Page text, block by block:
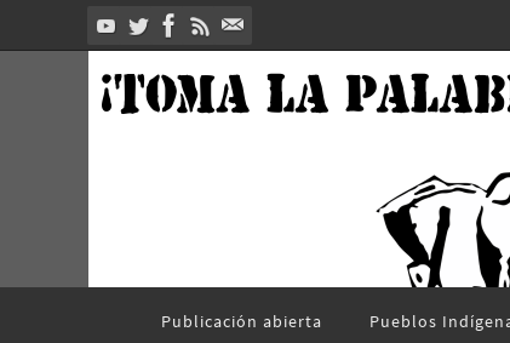
al
Publicación abierta Pueblos